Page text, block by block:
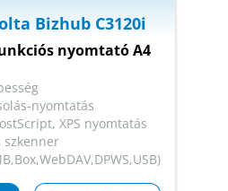
Bizhub C3120i
nyomtató A4
nyomtatás
XPS nyomtatás
szkenner